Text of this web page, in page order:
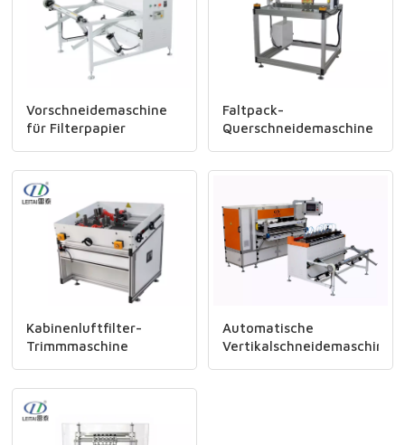
Vorschneidemaschine
für Filterpapier
Faltpack-
Querschneidemaschine
Kabinenluftfilter-
Trimmmaschine
Automatische
Vertikalschneidemaschine